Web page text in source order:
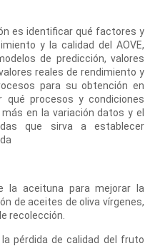
es identificar qué factores y
y la calidad del AOVE,
de predicción, valores
reales de rendimiento y
para su obtención en
qué procesos y condiciones
en la variación datos y el
que sirva a establecer
la aceituna para mejorar la
de aceites de oliva vírgenes,
recolección.
pérdida de calidad del fruto